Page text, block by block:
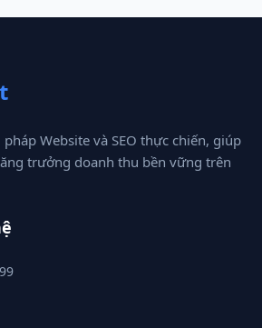
Website và SEO thực chiến, giúp
trưởng doanh thu bền vững trên